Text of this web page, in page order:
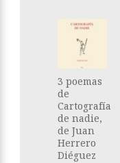
3 poemas
de
Cartografía
de nadie,
de Juan
Herrero
Diéguez